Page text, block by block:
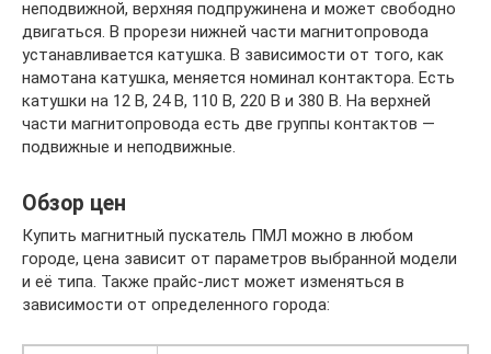
неподвижной, верхняя подпружинена и может свободно
двигаться. В прорези нижней части магнитопровода
устанавливается катушка. В зависимости от того, как
намотана катушка, меняется номинал контактора. Есть
катушки на 12 В, 24 В, 110 В, 220 В и 380 В. На верхней
части магнитопровода есть две группы контактов —
подвижные и неподвижные.
Обзор цен
Купить магнитный пускатель ПМЛ можно в любом
городе, цена зависит от параметров выбранной модели
и её типа. Также прайс-лист может изменяться в
зависимости от определенного города: